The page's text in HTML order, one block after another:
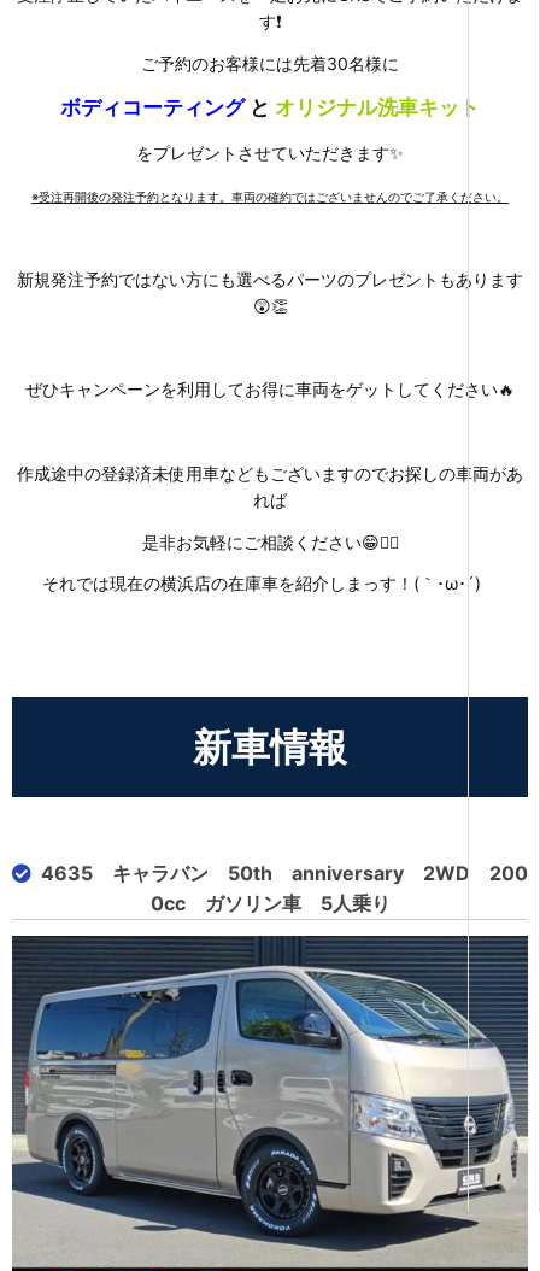
す❗
ご予約のお客様には先着30名様に
ボディコーティングと オリジナル洗車キット
をプレゼントさせていただきます✨
※受注再開後の発注予約となります。車両の確約ではございませんのでご了承ください。
新規発注予約ではない方にも選べるパーツのプレゼントもあります
😲👏
ぜひキャンペーンを利用してお得に車両をゲットしてください🔥
作成途中の登録済未使用車などもございますのでお探しの車両があ
れば
是非お気軽にご相談ください😁👍🏻
それでは現在の横浜店の在庫車を紹介しまっす！(｀･ω･´)ゞ
新車情報
4635 キャラバン 50th anniversary 2WD 200
0cc ガソリン車 5人乗り